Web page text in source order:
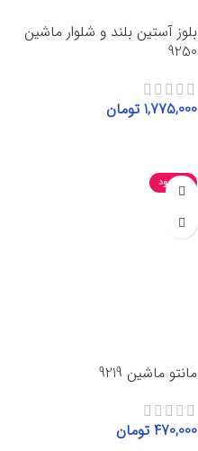
بلوز آستین بلند و شلوار ماشین
9250
1,775,000 تومان
ناموجود
مانتو ماشین 9219
470,000 تومان